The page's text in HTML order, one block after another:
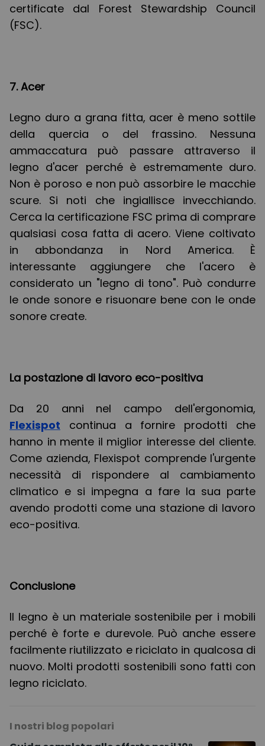
certificate dal Forest Stewardship Council
(FSC).
7. Acer
Legno duro a grana fitta, acer è meno sottile
della quercia o del frassino. Nessuna
ammaccatura può passare attraverso il
legno d'acer perché è estremamente duro.
Non è poroso e non può assorbire le macchie
scure. Si noti che ingiallisce invecchiando.
Cerca la certificazione FSC prima di comprare
qualsiasi cosa fatta di acero. Viene coltivato
in abbondanza in Nord America. È
interessante aggiungere che l'acero è
considerato un "legno di tono". Può condurre
le onde sonore e risuonare bene con le onde
sonore create.
La postazione di lavoro eco-positiva
Da 20 anni nel campo dell'ergonomia,
Flexispot continua a fornire prodotti che
hanno in mente il miglior interesse del cliente.
Come azienda, Flexispot comprende l'urgente
necessità di rispondere al cambiamento
climatico e si impegna a fare la sua parte
avendo prodotti come una stazione di lavoro
eco-positiva.
Conclusione
Il legno è un materiale sostenibile per i mobili
perché è forte e durevole. Può anche essere
facilmente riutilizzato e riciclato in qualcosa di
nuovo. Molti prodotti sostenibili sono fatti con
legno riciclato.
I nostri blog popolari